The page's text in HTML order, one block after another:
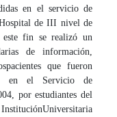
en el servicio de
de III nivel de
fin se realizó un
de información,
pacientes que fueron
en el Servicio de
por estudiantes del
Universitaria